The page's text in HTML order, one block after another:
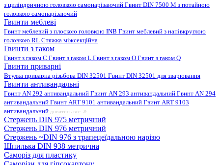
з циліндричною головкою самонарізаючий Гвинт DIN 7500 M з потайною
головкою самонарізаючий
Гвинти меблеві
Гвинт меблевий з плоскою головкою INB Гвинт меблевий з напівкруглою
головкою RL Стяжка міжсекційна
Гвинти з гаком
Гвинт з гаком C Гвинт з гаком L Гвинт з гаком O Гвинт з гаком Q
Гвинти приварні
Втулка приварна різьбова DIN 32501 Гвинт DIN 32501 для зварювання
Гвинти антивандальні
Гвинт AN 292 антивандальний Гвинт AN 293 антивандальний Гвинт AN 294
антивандальний Гвинт ART 9101 антивандальний Гвинт ART 9103
антивандальний дивитись все
Стержень DIN 975 метричний
Стержень DIN 976 метричний
Стержень ~DIN 976 з трапецеїдальною нарізю
Шпилька DIN 938 метрична
Саморіз для пластику